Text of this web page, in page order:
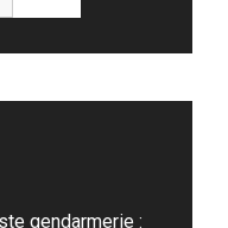
gendarmerie :